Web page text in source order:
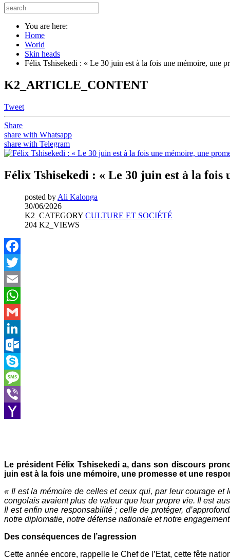
You are here:
Home
World
Skin heads
Félix Tshisekedi : « Le 30 juin est à la fois une mémoire, une
K2_ARTICLE_CONTENT
Tweet
Share
share with Whatsapp
share with Telegram
Félix Tshisekedi : « Le 30 juin est à la fois
posted by Ali Kalonga
30/06/2026
K2_CATEGORY CULTURE ET SOCIÉTÉ
204 K2_VIEWS
Facebook
Twitter
Email
WhatsApp
Gmail
LinkedIn
Outlook.com
Skype
Message
Viber
Le président Félix Tshisekedi a, dans son discours
juin est à la fois une mémoire, une promesse et une
« Il est la mémoire de celles et ceux qui, par leur courage
congolais avaient plus de valeur que leur propre vie. Il est
Il est enfin une responsabilité ; celle de protéger,
notre diplomatie, notre défense nationale et notre
Des conséquences de l’agression
Cette année encore, rappelle le Chef de l’Etat, cette fête